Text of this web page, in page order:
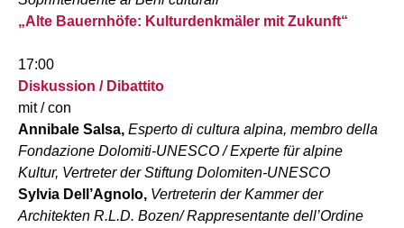
„Alte Bauernhöfe: Kulturdenkmäler mit Zukunft“
17:00
Diskussion / Dibattito
mit / con
Annibale Salsa, Esperto di cultura alpina, membro della
Fondazione Dolomiti-UNESCO / Experte für alpine
Kultur, Vertreter der Stiftung Dolomiten-UNESCO
Sylvia Dell’Agnolo, Vertreterin der Kammer der
Architekten R.L.D. Bozen/ Rappresentante dell’Ordine